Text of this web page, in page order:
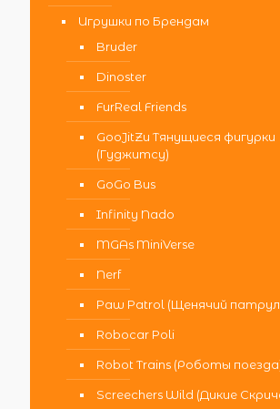
Игрушки по Брендам
Bruder
Dinoster
FurReal Friends
GooJitZu Тянущиеся фигурки
(Гуджитсу)
GoGo Bus
Infinity Nado
MGAs MiniVerse
Nerf
Paw Patrol (Щенячий
Robocar Poli
Robot Trains (Роботы
Screechers Wild (Дикие